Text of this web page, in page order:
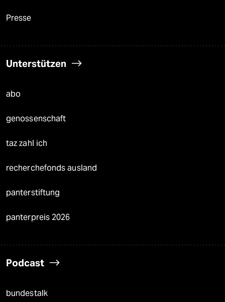
Presse
Unterstützen
abo
genossenschaft
taz zahl ich
recherchefonds ausland
panterstiftung
panterpreis 2026
Podcast
bundestalk